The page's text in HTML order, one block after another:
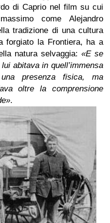
di Caprionel film su cui
come Alejandro
tradizione di una cultura
forgiato la Frontiera, ha a
natura selvaggia: «E se
abitava in quell’immensa
presenza fisica, ma
oltre la comprensione
.